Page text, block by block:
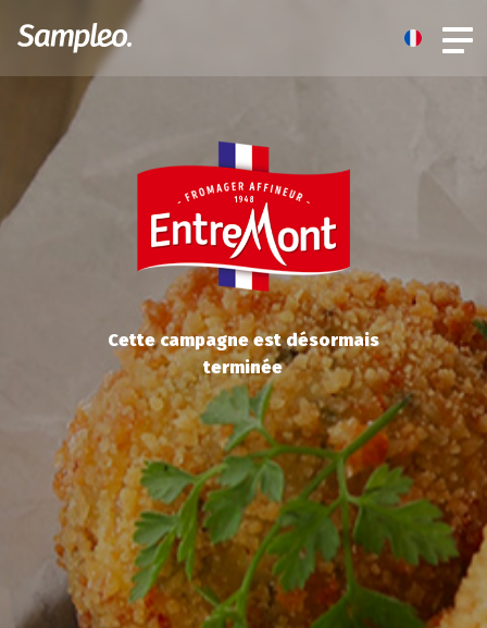
Cette campagne est désormais
terminée